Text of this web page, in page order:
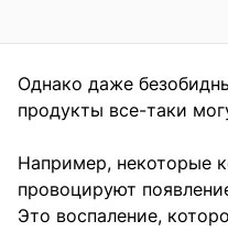
Однако даже
продукты все-таки
Например, некоторые
провоцируют
Это воспаление,